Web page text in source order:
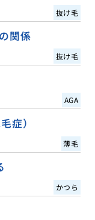
抜け毛
関係
抜け毛
AGA
症）
薄毛
かつら